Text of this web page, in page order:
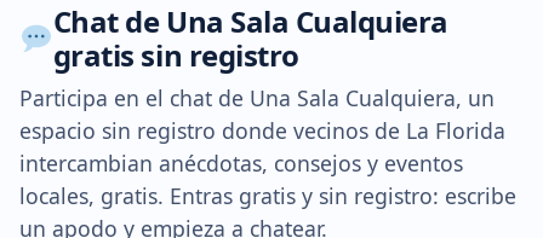
Chat de Una Sala Cualquiera
gratis sin registro
Participa en el chat de Una Sala Cualquiera, un
espacio sin registro donde vecinos de La Florida
intercambian anécdotas, consejos y eventos
locales, gratis. Entras gratis y sin registro: escribe
un apodo y empieza a chatear.